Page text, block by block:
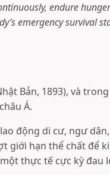
endure
emergency survival
Bản, 1893), và
Á.
động di cư, ngư
giới hạn thể chất để
thực tế cực kỳ đau